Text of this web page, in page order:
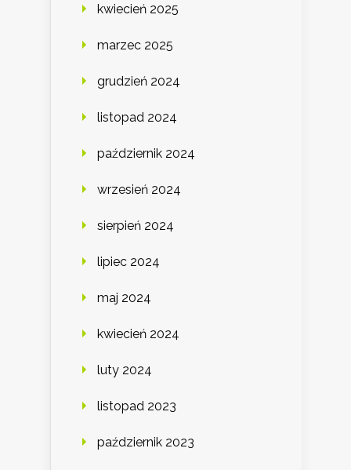
kwiecień 2025
marzec 2025
grudzień 2024
listopad 2024
październik 2024
wrzesień 2024
sierpień 2024
lipiec 2024
maj 2024
kwiecień 2024
luty 2024
listopad 2023
październik 2023